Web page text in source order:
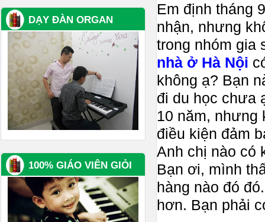
Em định tháng
nhận, nhưng
trong nhóm gia
nhà ở Hà Nội
không ạ? Bạn
đi du học chưa
10 năm, nhưng
điều kiện đảm
Anh chị nào có
Bạn ơi, mình
hàng nào đó
hơn. Bạn phải
DẠY ĐÀN ORGAN
100% GIÁO VIÊN GIỎI